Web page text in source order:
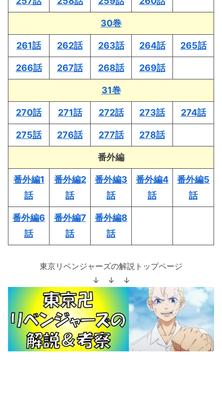
30巻
261話 262話 263話 264話 265話
266話 267話 268話 269話
31巻
270話 271話 272話 273話 274話
275話 276話 277話 278話
番外編
番外編1
話
番外編2
話
番外編3
話
番外編4
話
番外編5
話
番外編6
話
番外編7
話
番外編8
話
東京リベンジャーズの解説トップページ
↓ ↓ ↓